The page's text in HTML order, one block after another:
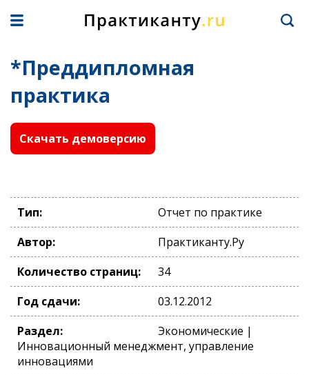
*Преддипломная
практика
Скачать демоверсию
Тип:
Отчет по практике
Автор:
Практиканту.Ру
Количество страниц:
34
Год сдачи:
03.12.2012
Раздел:
Экономические |
Инновационный менеджмент, управление
инновациями